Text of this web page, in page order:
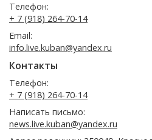
Телефон:
+ 7 (918) 264-70-14
Email:
info.live.kuban@yandex.ru
Контакты
Телефон:
+ 7 (918) 264-70-14
Написать письмо:
news.live.kuban@yandex.ru